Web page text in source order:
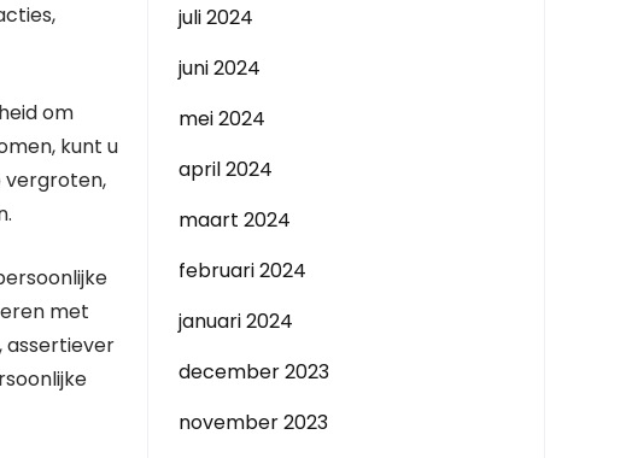
om
kunt u
vergroten,
met
assertiever
juli 2024
juni 2024
mei 2024
april 2024
maart 2024
februari 2024
januari 2024
december 2023
november 2023